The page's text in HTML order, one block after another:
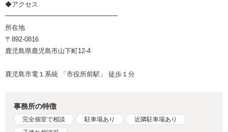
◆アクセス
━━━━━━━━━━━━━━━━━
所在地
〒892-0816
鹿児島県鹿児島市山下町12-4
鹿児島市電１系統 「市役所前駅」 徒歩１分
事務所の特徴
完全個室で相談 駐車場あり
近隣駐車場あり